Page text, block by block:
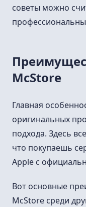
советы можно
McStore
Главная
оригинальных
подхода. Здесь
что покупаешь
Apple с
Вот основные
McStore среди